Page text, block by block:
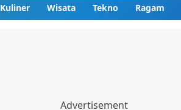
Kuliner Wisata Tekno Ragam